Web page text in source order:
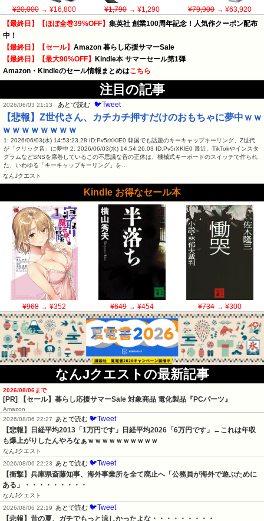
¥20,000→ ¥16,800 ¥1,790→ ¥1,290 ¥79,900→ ¥63,920
【最終日】【ほぼ全巻39%OFF】 集英社 創業100周年記念！人気作クーポン配布
中！
【最終日】【セール】 Amazon 暮らし応援サマーSale
【最終日】【最大90%OFF】 Kindle本 サマーセール第1弾
Amazon・Kindleのセール情報まとめはこちら
注目の記事
2026/06/03 21:13 あとで読む 🐦Tweet
【悲報】Z世代さん、カチカチ押すだけのおもちゃに夢中ｗｗ
ｗｗｗｗｗｗｗｗ
1: 2026/06/03(水) 14:53:23.28 ID:Pv5rXKlE0 韓国でも話題のキーキャップキーリング、Z世代
が「クリック音」に夢中 2: 2026/06/03(水) 14:54:26.03 ID:Pv5rXKlE0 最近、TikTokやインスタ
グラムなどSNSを席巻しているこの不思議な音の正体は、機械式キーボードのスイッチで作られ
た、いわゆる「キーキャップキーリング」を…
なんJクエスト
Kindle お得なセール本
¥968→ ¥352 ¥649→ ¥454 ¥734→ ¥300
なんJクエストの最新記事
2026/08/06まで
[PR] 【セール】暮らし応援サマーSale 対象商品 電化製品『PCパーツ』
Amazon
2026/08/06 22:27
あとで読む 🐦Tweet
【悲報】日経平均2013「1万円です」日経平均2026「6万円です」←これは年収
も爆上がりしたんやろなぁｗｗｗｗｗｗｗｗｗｗ
なんJクエスト
2026/08/06 22:23
あとで読む 🐦Tweet
【衝撃】兵庫県斎藤知事、海外事業所を全て廃止へ「公務員が海外で遊ぶために
ある」・・・・・・・・・
なんJクエスト
2026/08/06 22:19
あとで読む 🐦Tweet
【悲報】昔の夏、ガチでもっと涼しかったよな・・・・・・・・・